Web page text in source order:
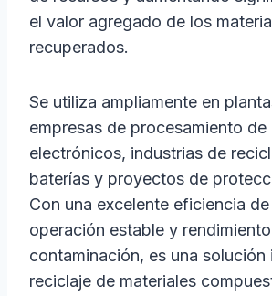
el valor agregado de los
recuperados.
Se utiliza ampliamente en
empresas de procesamiento de
electrónicos, industrias de
baterías y proyectos de
Con una excelente eficiencia
operación estable y
contaminación, es una solución
reciclaje de materiales